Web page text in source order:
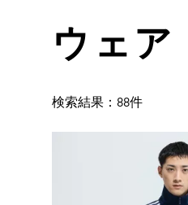
ウェア
検索結果：88件